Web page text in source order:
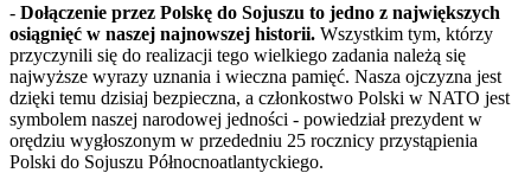
- Dołączenie przez Polskę do Sojuszu to jedno z największych
osiągnięć w naszej najnowszej historii. Wszystkim tym, którzy
przyczynili się do realizacji tego wielkiego zadania należą się
najwyższe wyrazy uznania i wieczna pamięć. Nasza ojczyzna jest
dzięki temu dzisiaj bezpieczna, a członkostwo Polski w NATO jest
symbolem naszej narodowej jedności - powiedział prezydent w
orędziu wygłoszonym w przededniu 25 rocznicy przystąpienia
Polski do Sojuszu Północnoatlantyckiego.